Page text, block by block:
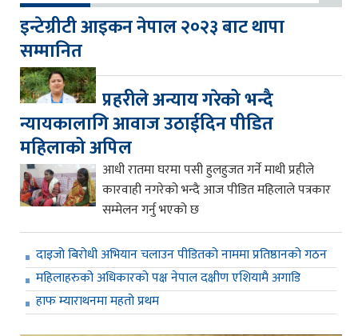
इन्टेग्रीटी आइकन नेपाल २०२३ बाट थापा
सम्मानित
प्रहरीले अन्याय गरेको भन्दै
न्यायकालागि आवाज उठाईदिन पीडित
महिलाको अपिल
आधी रातमा घरमा पसी हुलहुजत गर्ने माथी प्रहीले
कारवाही नगरेको भन्दै आज पीडित महिलाले पत्रकार
सम्मेलन गर्नु भएको छ
दाइजो बिरोधी अभियान चलाउन पीडितको नाममा प्रतिष्ठानको गठन
महिलाहरुको अधिकारको पक्ष नेपाल दक्षीण एशियामै अगाडि
हाफ म्याराथनमा महतो प्रथम